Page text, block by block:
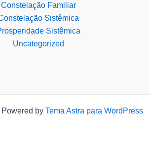
Constelação Familiar
Sistêmica
Sistêmica
Uncategorized
by Tema Astra para WordPress